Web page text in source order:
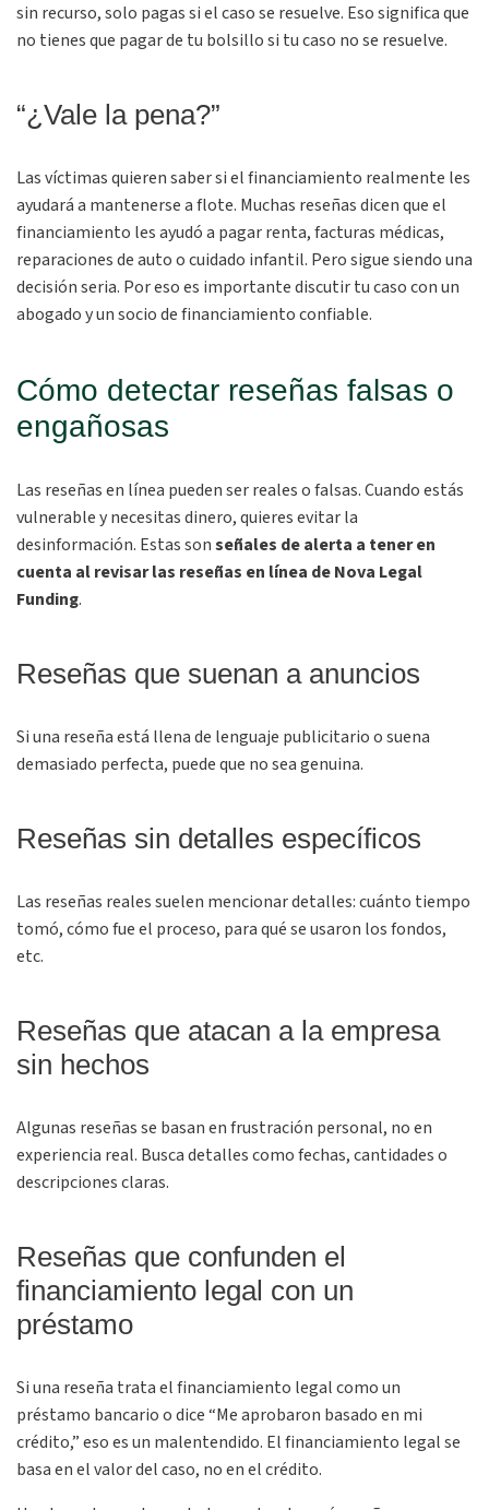
sin recurso, solo pagas si el caso se resuelve. Eso significa que
no tienes que pagar de tu bolsillo si tu caso no se resuelve.
“¿Vale la pena?”
Las víctimas quieren saber si el financiamiento realmente les
ayudará a mantenerse a flote. Muchas reseñas dicen que el
financiamiento les ayudó a pagar renta, facturas médicas,
reparaciones de auto o cuidado infantil. Pero sigue siendo una
decisión seria. Por eso es importante discutir tu caso con un
abogado y un socio de financiamiento confiable.
Cómo detectar reseñas falsas o
engañosas
Las reseñas en línea pueden ser reales o falsas. Cuando estás
vulnerable y necesitas dinero, quieres evitar la
desinformación. Estas sonseñales de alerta a tener en
cuenta al revisar las reseñas en línea de Nova Legal
Funding.
Reseñas que suenan a anuncios
Si una reseña está llena de lenguaje publicitario o suena
demasiado perfecta, puede que no sea genuina.
Reseñas sin detalles específicos
Las reseñas reales suelen mencionar detalles: cuánto tiempo
tomó, cómo fue el proceso, para qué se usaron los fondos,
etc.
Reseñas que atacan a la empresa
sin hechos
Algunas reseñas se basan en frustración personal, no en
experiencia real. Busca detalles como fechas, cantidades o
descripciones claras.
Reseñas que confunden el
financiamiento legal con un
préstamo
Si una reseña trata el financiamiento legal como un
préstamo bancario o dice “Me aprobaron basado en mi
crédito,” eso es un malentendido. El financiamiento legal se
basa en el valor del caso, no en el crédito.